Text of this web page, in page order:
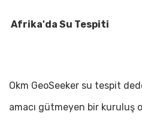
Afrika'da Su Tespiti
Okm GeoSeeker su tespit
amacı gütmeyen bir kuruluş